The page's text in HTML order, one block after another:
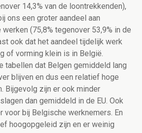
14,3% van de loontrekkenden),
ons een groter aandeel aan
(75,8% tegenover 53,9% in de
ook dat het aandeel tijdelijk werk
of vorming klein is in België.
tabellen dat Belgen gemiddeld lang
blijven en dus een relatief hoge
Bijgevolg zijn er ook minder
dan gemiddeld in de EU. Ook
voor bij Belgische werknemers. En
hoogopgeleid zijn en er weinig